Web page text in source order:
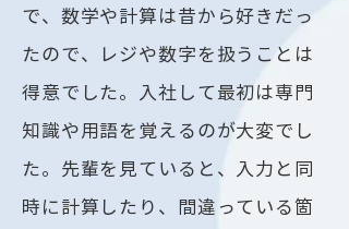
で、数学や計算は昔から好きだっ
たので、レジや数字を扱うことは
得意でした。入社して最初は専門
知識や用語を覚えるのが大変でし
た。先輩を見ていると、入力と同
時に計算したり、間違っている箇